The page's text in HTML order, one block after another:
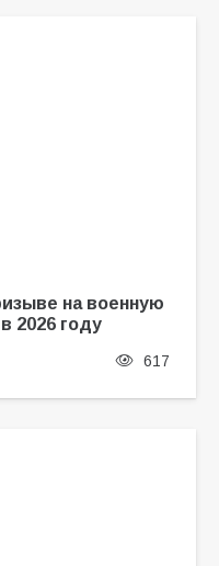
на военную
2026 году
617